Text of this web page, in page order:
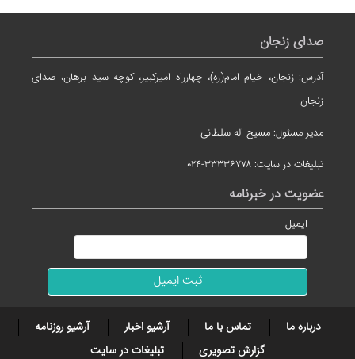
صدای زنجان
آدرس: زنجان، خیام امام(ره)، چهارراه امیرکبیر، کوچه سید برهان، صدای
زنجان
مدیر مسئول: مسیح اله سلطانی
تبلیغات در سایت: ۳۳۳۳۶۷۷۸-۰۲۴
عضویت در خبرنامه
ایمیل
درباره ما تماس با ما آرشیو اخبار
آرشیو روزنامه
گزارش تصویری
تبلیغات در سایت